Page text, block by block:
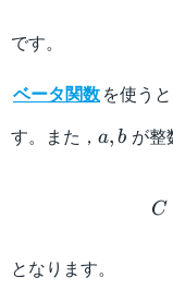
です。
ベータ関数を使うと
す。また， a,b
a, b が整
C
となります。